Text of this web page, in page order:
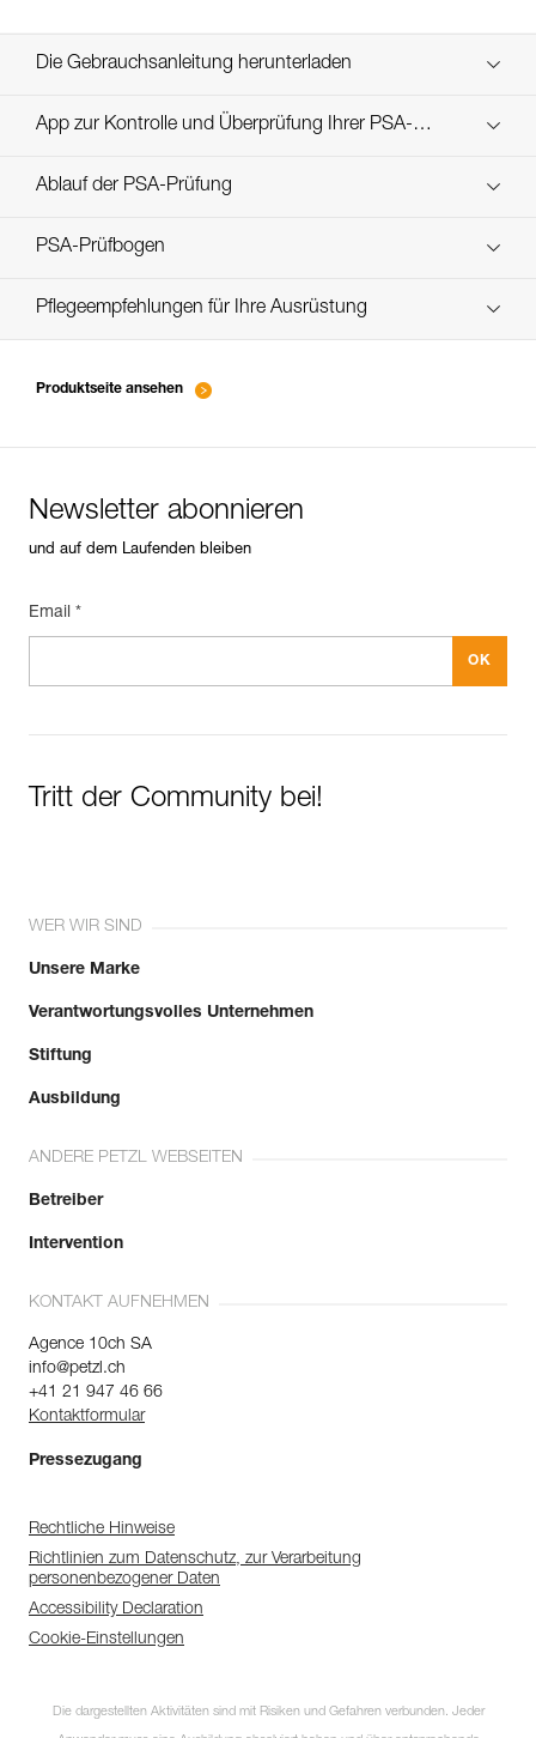
Die Gebrauchsanleitung herunterladen
Technical Notice
App zur Kontrolle und Überprüfung Ihrer PSA-
Bestände Entdecken Sie ePPEcentre
Ablauf der PSA-Prüfung
verif EPI-JAG SYSTEM-procedure_DE
PSA-Prüfbogen
verif EPI-JAG SYSTEM-suivi_DE
Pflegeempfehlungen für Ihre Ausrüstung
Produktseite ansehen
Newsletter abonnieren
und auf dem Laufenden bleiben
Email *
Tritt der Community bei!
WER WIR SIND
Unsere Marke
Verantwortungsvolles Unternehmen
Stiftung
Ausbildung
ANDERE PETZL WEBSEITEN
Betreiber
Intervention
KONTAKT AUFNEHMEN
Agence 10ch SA
info@petzl.ch
+41 21 947 46 66
Kontaktformular
Pressezugang
Rechtliche Hinweise
Richtlinien zum Datenschutz, zur Verarbeitung
personenbezogener Daten
Accessibility Declaration
Cookie-Einstellungen
Die dargestellten Aktivitäten sind mit Risiken und Gefahren verbunden. Jeder